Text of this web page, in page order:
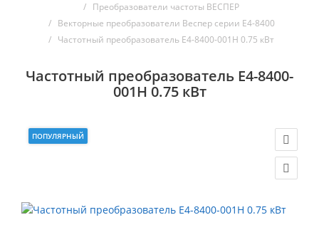
Преобразователи частоты ВЕСПЕР
Векторные преобразователи Веспер серии E4-8400
Частотный преобразователь Е4-8400-001H 0.75 кВт
Частотный преобразователь Е4-8400-
001H 0.75 кВт
ПОПУЛЯРНЫЙ